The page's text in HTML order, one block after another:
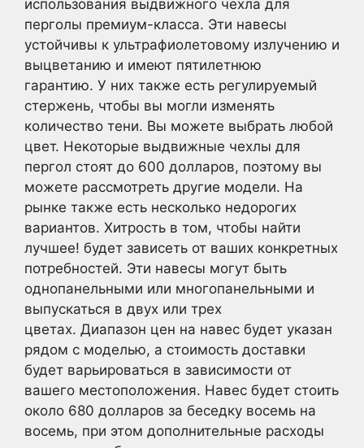
использования выдвижного чехла для
перголы премиум-класса. Эти навесы
устойчивы к ультрафиолетовому излучению и
выцветанию и имеют пятилетнюю
гарантию. У них также есть регулируемый
стержень, чтобы вы могли изменять
количество тени. Вы можете выбрать любой
цвет. Некоторые выдвижные чехлы для
пергол стоят до 600 долларов, поэтому вы
можете рассмотреть другие модели. На
рынке также есть несколько недорогих
вариантов. Хитрость в том, чтобы найти
лучшее! будет зависеть от ваших конкретных
потребностей. Эти навесы могут быть
однопанельными или многопанельными и
выпускаться в двух или трех
цветах. Диапазон цен на навес будет указан
рядом с моделью, а стоимость доставки
будет варьироваться в зависимости от
вашего местоположения. Навес будет стоить
около 680 долларов за беседку восемь на
восемь, при этом дополнительные расходы